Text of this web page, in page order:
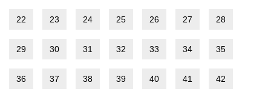
22 23 24 25 26 27 28
29 30 31 32 33 34 35
36 37 38 39 40 41 42